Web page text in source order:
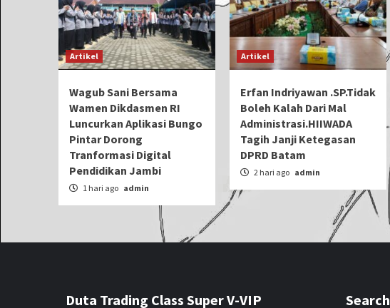
Artikel
Wagub Sani Bersama
Wamen Dikdasmen RI
Luncurkan Aplikasi Bungo
Pintar Dorong
Tranformasi Digital
Pendidikan Jambi
1 hari ago admin
Artikel
Erfan Indriyawan .SP.Tidak
Boleh Kalah Dari Mal
Administrasi.HIIWADA
Tagih Janji Ketegasan
DPRD Batam
2 hari ago admin
Duta Trading Class Super V-VIP Search